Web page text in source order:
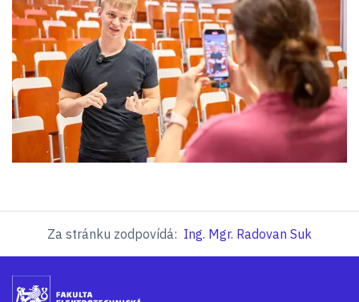
Za stránku zodpovídá: Ing. Mgr. Radovan Suk